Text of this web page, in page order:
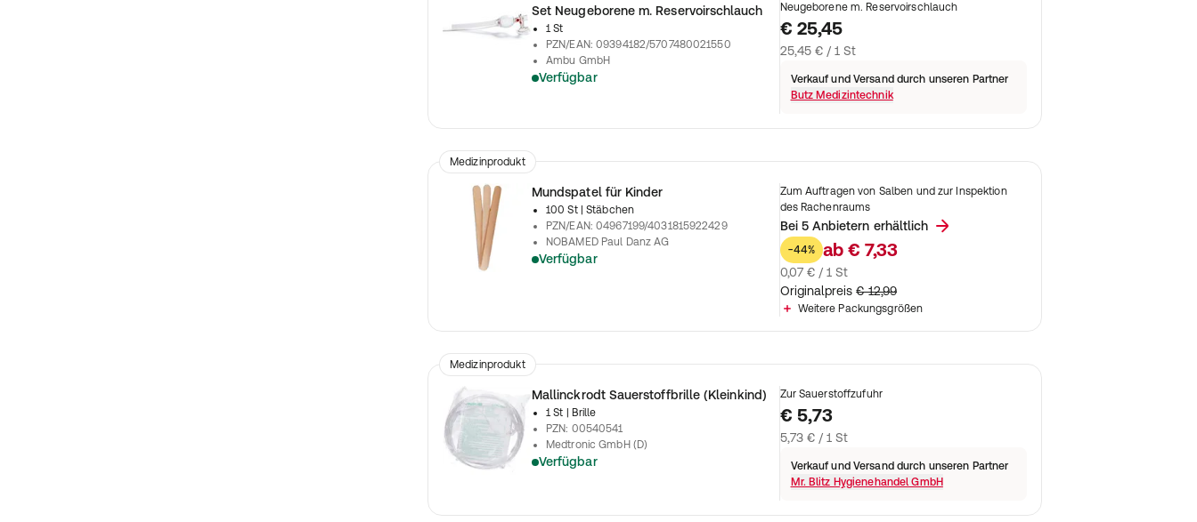
Set Neugeborene m. Reservoirschlauch
1 St
PZN/EAN:09394182/5707480021550
Ambu GmbH
Verfügbar
Neugeborene m. Reservoirschlauch
€ 25,45
25,45 € / 1 St
Verkauf und Versand durch unseren Partner
Butz Medizintechnik
Medizinprodukt
Mundspatel für Kinder
100 St
| Stäbchen
PZN/EAN:04967199/4031815922429
NOBAMED Paul Danz AG
Verfügbar
Zum Auftragen von Salben und zur Inspektion
des Rachenraums
Bei 5 Anbietern erhältlich
-44% ab € 7,33
0,07 € / 1 St
Originalpreis € 12,99
Weitere Packungsgrößen
Medizinprodukt
Mallinckrodt Sauerstoffbrille (Kleinkind)
1 St
| Brille
PZN: 00540541
Medtronic GmbH (D)
Verfügbar
Zur Sauerstoffzufuhr
€ 5,73
5,73 € / 1 St
Verkauf und Versand durch unseren Partner
Mr. Blitz Hygienehandel GmbH